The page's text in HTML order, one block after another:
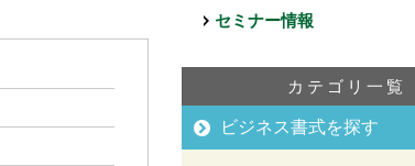
セミナー情報
カテゴリ一覧
ビジネス書式を探す